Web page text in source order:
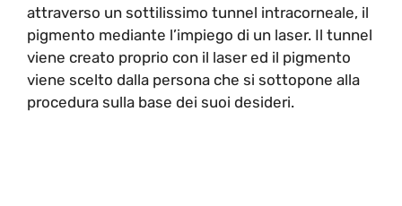
attraverso un sottilissimo tunnel intracorneale, il
pigmento mediante l’impiego di un laser. Il tunnel
viene creato proprio con il laser ed il pigmento
viene scelto dalla persona che si sottopone alla
procedura sulla base dei suoi desideri.